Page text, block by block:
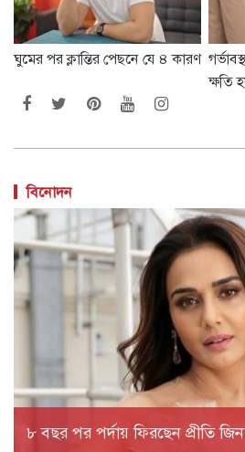
ঘুমের পর ক্লান্তির পেছনে যে ৪ কারণ
ক্ষতি
বিনোদন
৮ বছর পর পর্দায় ফিরছেন প্রীতি